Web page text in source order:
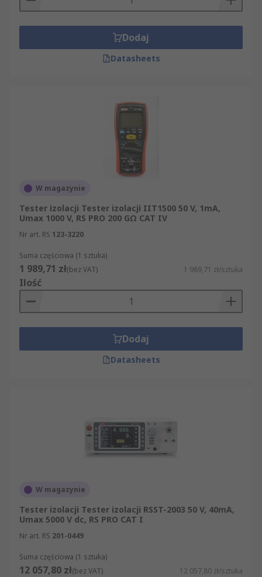
Dodaj
Datasheets
W magazynie
Tester izolacji Tester izolacji IIT1500 50 V, 1mA,
Umax 1000 V, RS PRO 200 GΩ CAT IV
Nr art. RS 123-3220
Suma częściowa (1 sztuka)
1 989,71 zł(bez VAT) 1 989,71 zł/sztuka
Ilość
Dodaj
Datasheets
W magazynie
Tester izolacji Tester izolacji RSST-2003 50 V, 40mA,
Umax 5000 V dc, RS PRO CAT I
Nr art. RS 201-0449
Suma częściowa (1 sztuka)
12 057,80 zł(bez VAT) 12 057,80 zł/sztuka